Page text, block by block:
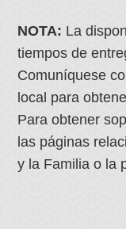
NOTA: La
tiempos de
Comuníquese
local para
Para obtener
las páginas
y la Familia o la